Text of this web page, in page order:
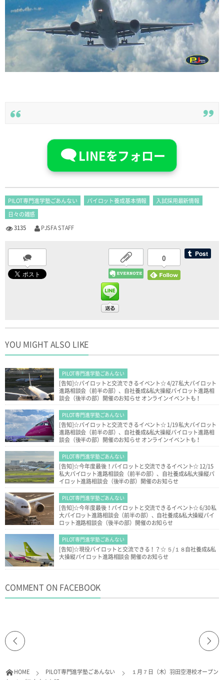
LINEをフォロー
PILOT専門進学塾ごあんない パイロット養成基本情報
入試採用最新情報
日々の雑感
3135
PJSFA STAFF
0
YOU MIGHT ALSO LIKE
PILOT専門進学塾ごあんない
[告知]☆パイロットと交流できるイベント☆ 4/27 私大パイロット
進路相談会（前半の部）、自社養成&私大操縦パイロット進路相
談会（後半の部）開催のお知らせ オンラインイベントも！
PILOT専門進学塾ごあんない
[告知]☆パイロットと交流できるイベント☆ 1/19 私大パイロット
進路相談会（前半の部）、自社養成&私大操縦パイロット進路相
談会（後半の部）開催のお知らせ オンラインイベントも！
PILOT専門進学塾ごあんない
[告知]☆今年度最後！パイロットと交流できるイベント☆ 12/15
私大パイロット進路相談会（前半の部）、自社養成&私大操縦パ
イロット進路相談会（後半の部）開催のお知らせ
PILOT専門進学塾ごあんない
[告知]☆今年度最後！パイロットと交流できるイベント☆ 6/30 私
大パイロット進路相談会（前半の部）、自社養成&私大操縦パイ
ロット進路相談会（後半の部）開催のお知らせ
PILOT専門進学塾ごあんない
[告知]☆現役パイロットと交流できる！？☆ ５/１８自社養成&私
大操縦パイロット進路相談会 開催のお知らせ
COMMENT ON FACEBOOK
HOME PILOT専門進学塾ごあんない
１月７日（木）羽田空港校オープン